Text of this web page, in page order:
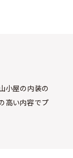
小屋の内装の
高い内容でプ